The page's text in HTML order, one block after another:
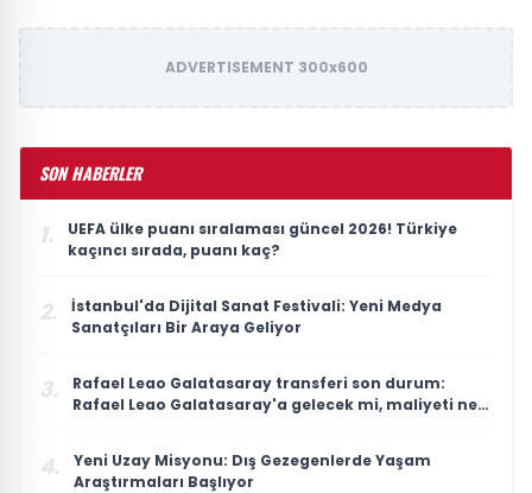
ADVERTISEMENT 300x600
SON HABERLER
1.
UEFA ülke puanı sıralaması güncel 2026! Türkiye
kaçıncı sırada, puanı kaç?
2.
İstanbul'da Dijital Sanat Festivali: Yeni Medya
Sanatçıları Bir Araya Geliyor
3.
Rafael Leao Galatasaray transferi son durum:
Rafael Leao Galatasaray'a gelecek mi, maliyeti ne
4.
Yeni Uzay Misyonu: Dış Gezegenlerde Yaşam
Araştırmaları Başlıyor